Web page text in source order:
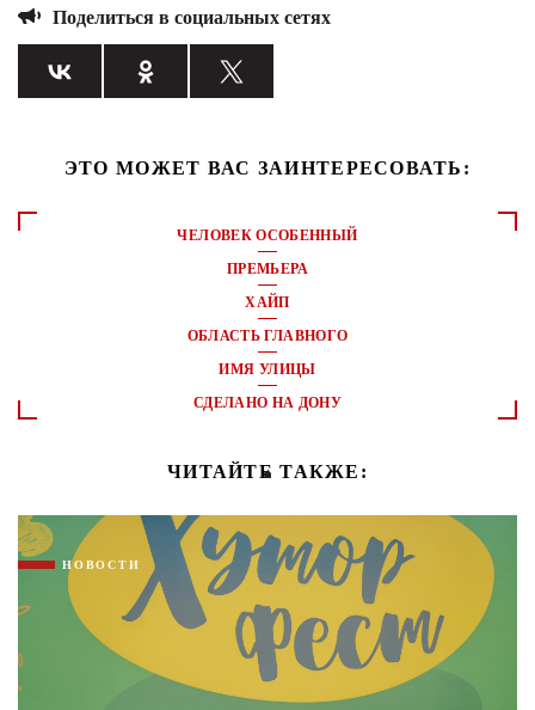
Поделиться в социальных сетях
ЭТО МОЖЕТ ВАС ЗАИНТЕРЕСОВАТЬ:
ЧЕЛОВЕК ОСОБЕННЫЙ
ПРЕМЬЕРА
ХАЙП
ОБЛАСТЬ ГЛАВНОГО
ИМЯ УЛИЦЫ
СДЕЛАНО НА ДОНУ
ЧИТАЙТЕ ТАКЖЕ:
НОВОСТИ